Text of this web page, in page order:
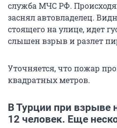
служба МЧС РФ.
заснял автовладелец.
стоящего на улице, идет
слышен взрыв и разлет
Уточняется, что пожар
квадратных метров.
В Турции при взрыве
12 человек. Еще